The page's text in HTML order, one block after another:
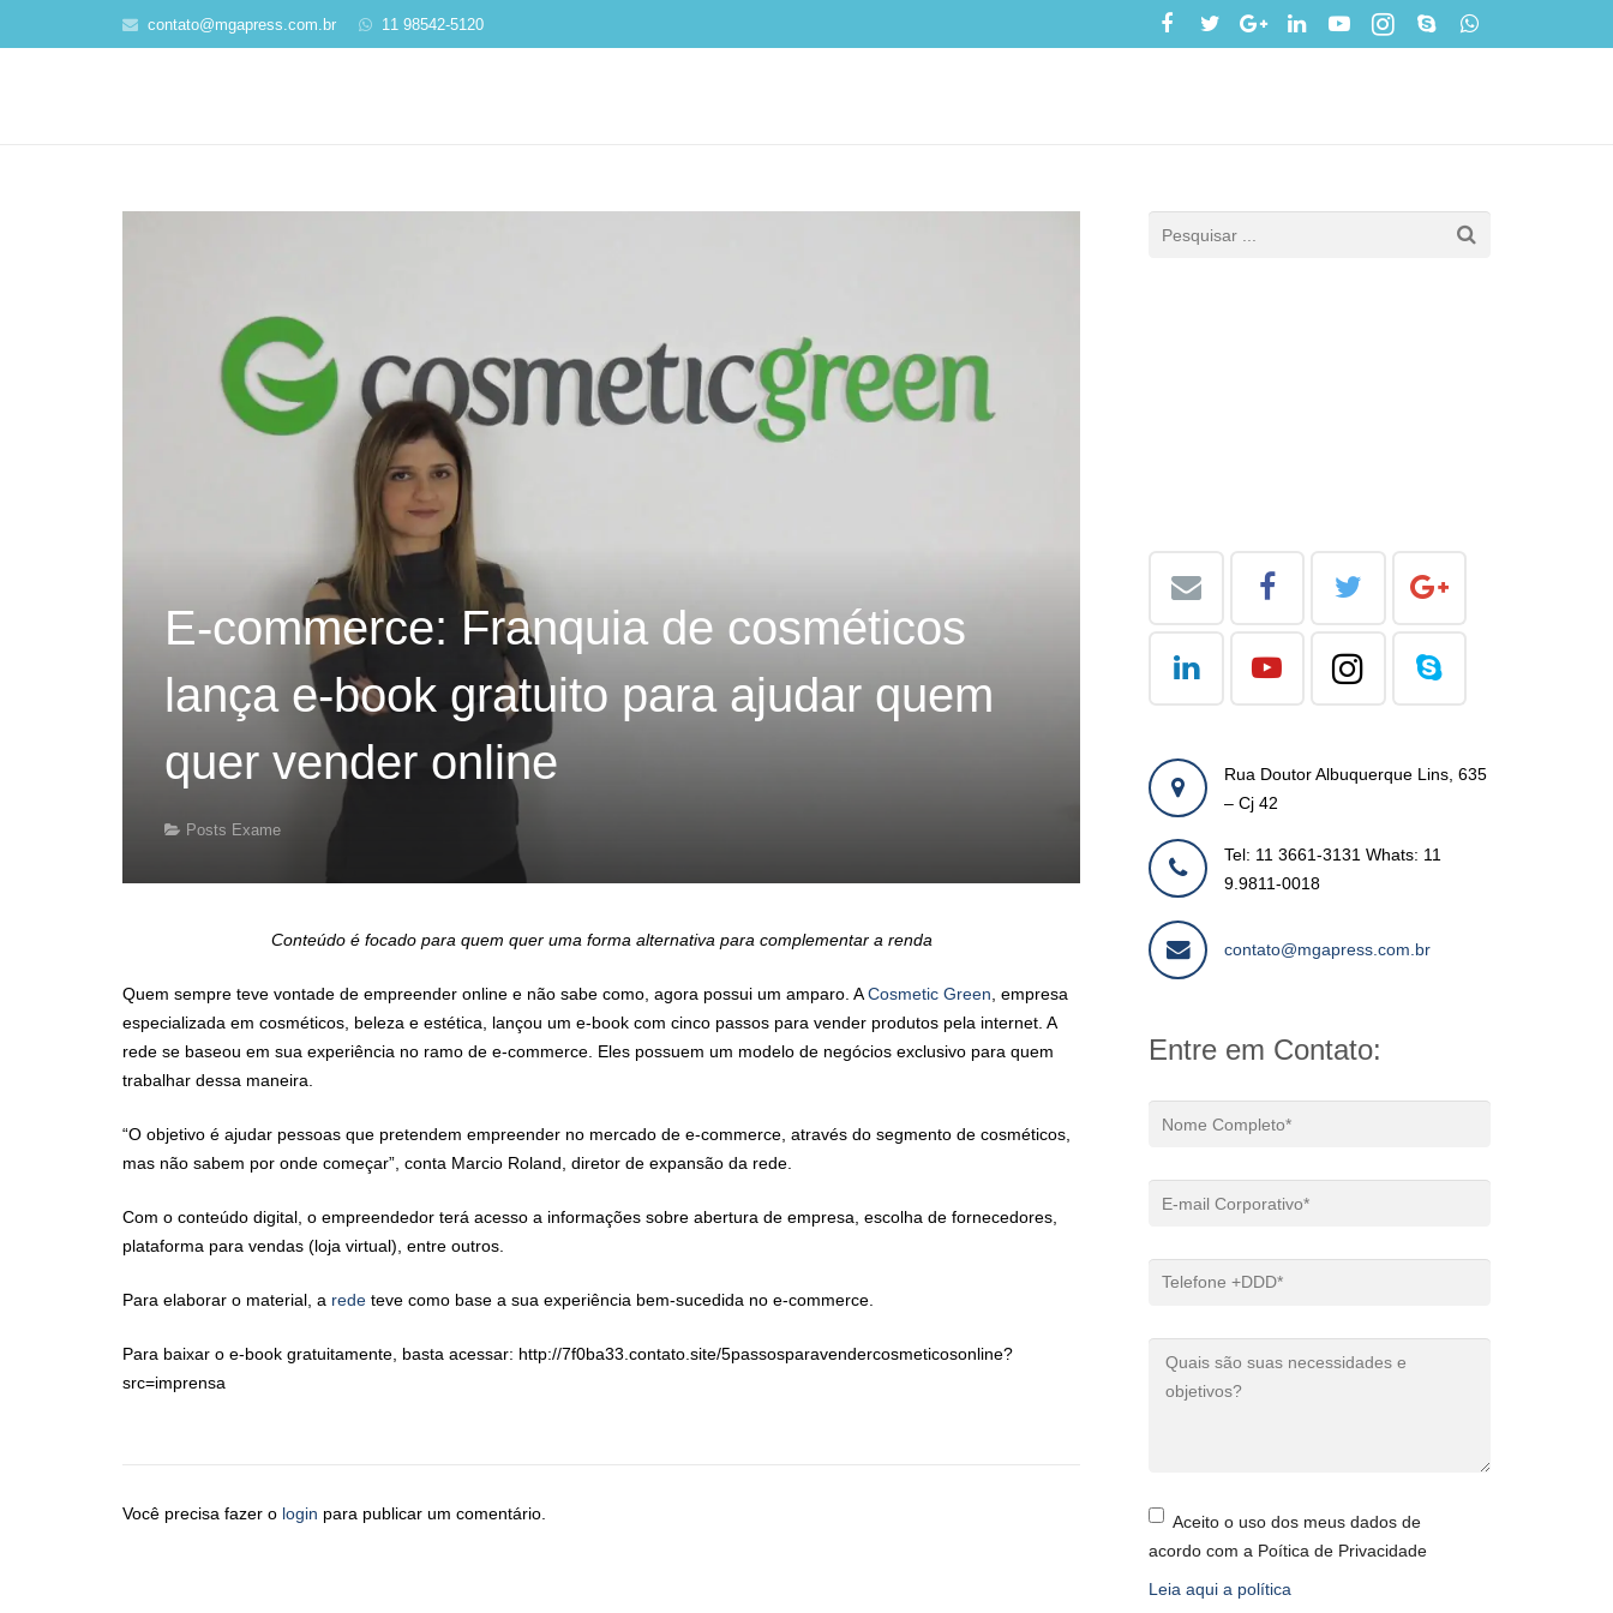
contato@mgapress.com.br 11 98542-5120
E-commerce: Franquia de cosméticos
lança e-book gratuito para ajudar quem
quer vender online
Posts Exame
Conteúdo é focado para quem quer uma forma alternativa para complementar a renda
Quem sempre teve vontade de empreender online e não sabe como, agora possui um amparo. ACosmetic Green , empresa
especializada em cosméticos, beleza e estética, lançou um e-book com cinco passos para vender produtos pela internet. A
rede se baseou em sua experiência no ramo de e-commerce. Eles possuem um modelo de negócios exclusivo para quem
trabalhar dessa maneira.
“O objetivo é ajudar pessoas que pretendem empreender no mercado de e-commerce, através do segmento de cosméticos,
mas não sabem por onde começar”, conta Marcio Roland, diretor de expansão da rede.
Com o conteúdo digital, o empreendedor terá acesso a informações sobre abertura de empresa, escolha de fornecedores,
plataforma para vendas (loja virtual), entre outros.
Para elaborar o material, a rede teve como base a sua experiência bem-sucedida no e-commerce.
Para baixar o e-book gratuitamente, basta acessar: http://7f0ba33.contato.site/5passosparavendercosmeticosonline?
src=imprensa
Você precisa fazer o login para publicar um comentário.
Rua Doutor Albuquerque Lins, 635
– Cj 42
Tel: 11 3661-3131 Whats: 11
9.9811-0018
contato@mgapress.com.br
Entre em Contato:
Aceito o uso dos meus dados de
acordo com a Poítica de Privacidade
Leia aqui a política